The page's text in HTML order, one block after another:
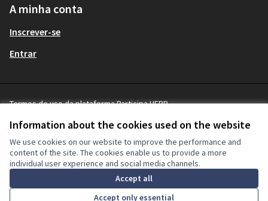
Information about the cookies used on the website
We use cookies on our website to improve the performance and
content of the site. The cookies enable us to provide a more
individual user experience and social media channels.
Accept all
Accept only essential
A minha conta
Inscrever-se
Entrar
Termos de uso da plataforma Participa UFPR
Cookie settings
Site criado com
(Hiperligação externa)
Licença